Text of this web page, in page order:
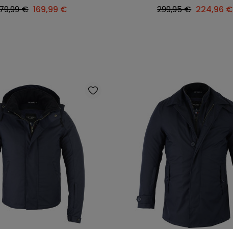
€ Prix
169,99 € Prix
299,95 € Prix
224,96 €